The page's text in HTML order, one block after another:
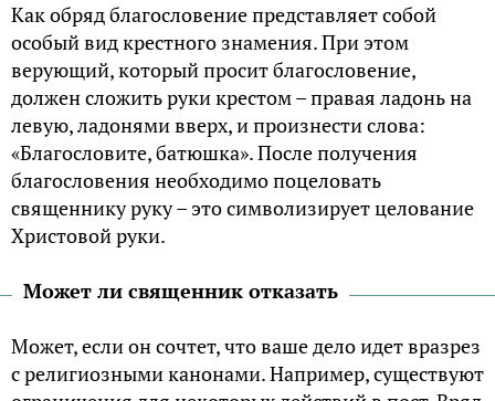
Как обряд благословение представляет собой
особый вид крестного знамения. При этом
верующий, который просит благословение,
должен сложить руки крестом – правая ладонь на
левую, ладонями вверх, и произнести слова:
«Благословите, батюшка». После получения
благословения необходимо поцеловать
священнику руку – это символизирует целование
Христовой руки.
Может ли священник отказать
Может, если он сочтет, что ваше дело идет вразрез
с религиозными канонами. Например, существуют